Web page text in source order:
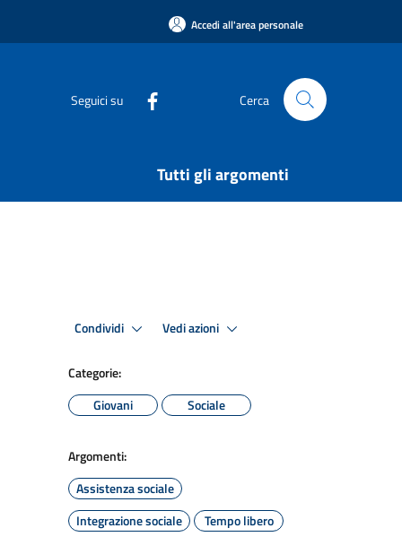
Accedi all'area personale
Seguici su Cerca
Tutti gli argomenti
Condividi Vedi azioni
Categorie:
Giovani
Sociale
Argomenti:
Assistenza sociale
Integrazione sociale
Tempo libero